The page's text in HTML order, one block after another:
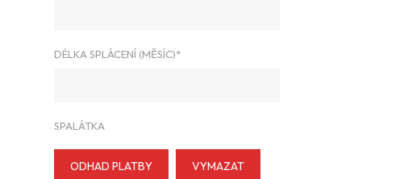
DÉLKA SPLÁCENÍ (MĚSÍC)*
SPALÁTKA
ODHAD PLATBY VYMAZAT